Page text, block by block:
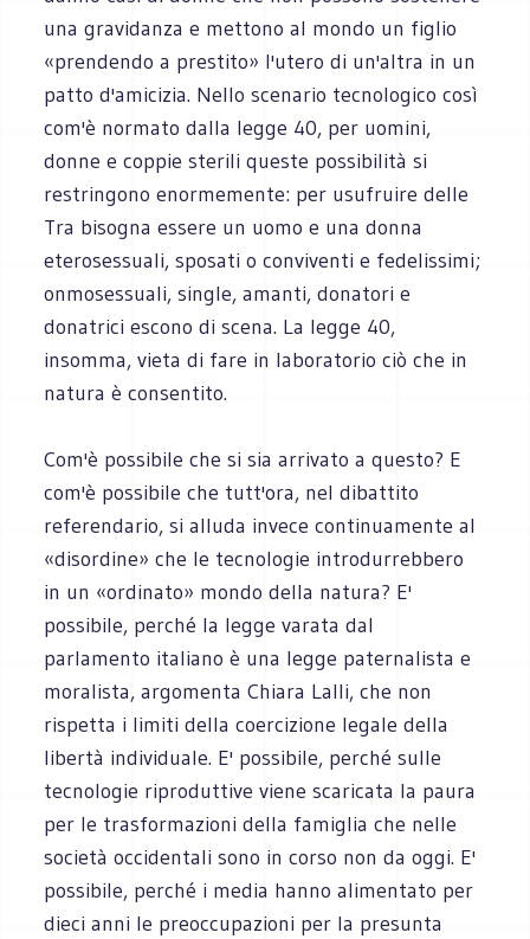
una gravidanza e mettono al mondo un figlio
«prendendo a prestito» l'utero di un'altra in un
patto d'amicizia. Nello scenario tecnologico così
com'è normato dalla legge 40, per uomini,
donne e coppie sterili queste possibilità si
restringono enormemente: per usufruire delle
Tra bisogna essere un uomo e una donna
eterosessuali, sposati o conviventi e fedelissimi;
onmosessuali, single, amanti, donatori e
donatrici escono di scena. La legge 40,
insomma, vieta di fare in laboratorio ciò che in
natura è consentito.
Com'è possibile che si sia arrivato a questo? E
com'è possibile che tutt'ora, nel dibattito
referendario, si alluda invece continuamente al
«disordine» che le tecnologie introdurrebbero
in un «ordinato» mondo della natura? E'
possibile, perché la legge varata dal
parlamento italiano è una legge paternalista e
moralista, argomenta Chiara Lalli, che non
rispetta i limiti della coercizione legale della
libertà individuale. E' possibile, perché sulle
tecnologie riproduttive viene scaricata la paura
per le trasformazioni della famiglia che nelle
società occidentali sono in corso non da oggi. E'
possibile, perché i media hanno alimentato per
dieci anni le preoccupazioni per la presunta